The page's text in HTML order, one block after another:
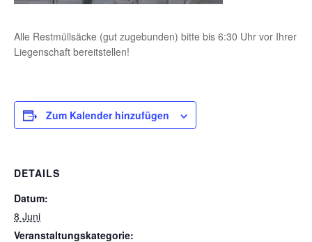
Alle Restmüllsäcke (gut zugebunden) bitte bis 6:30 Uhr vor Ihrer
Liegenschaft bereitstellen!
Zum Kalender hinzufügen
DETAILS
Datum:
8 Juni
Veranstaltungskategorie: